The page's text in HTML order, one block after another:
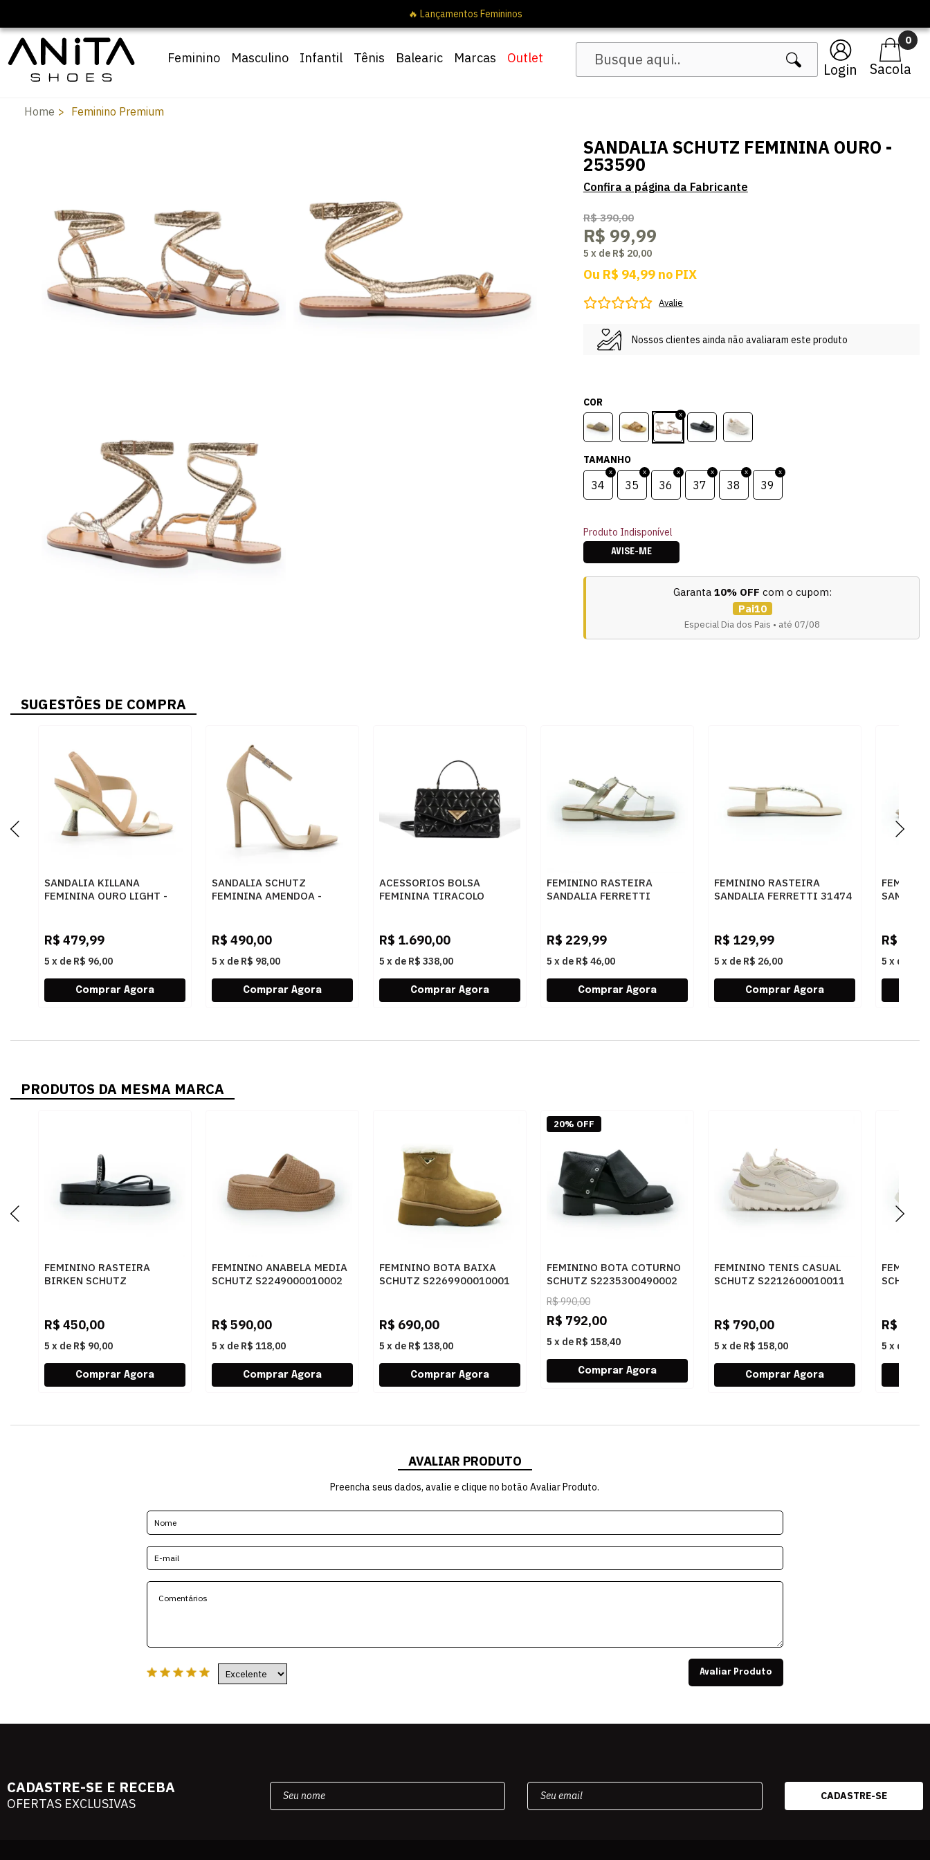
Login
0
Feminino Masculino Infantil Tênis Balearic Marcas Outlet
Home Feminino Premium
SANDALIA SCHUTZ FEMININA OURO -
253590
R$ 390,00
R$ 99,99
5 x de R$ 20,00
Ou R$ 94,99 no PIX
Avalie
Nossos clientes ainda não avaliaram este produto
COR
TAMANHO
34 35 36 37 38 39
Produto Indisponível
AVISE-ME
Garanta 10% OFF com o cupom:
Pai10
Especial Dia dos Pais • até 07/08
SUGESTÕES DE COMPRA
SANDALIA KILLANA
FEMININA OURO LIGHT -
R$ 479,99
5 x de R$ 96,00
SANDALIA SCHUTZ
FEMININA AMENDOA -
R$ 490,00
5 x de R$ 98,00
ACESSORIOS BOLSA
FEMININA TIRACOLO
R$ 1.690,00
5 x de R$ 338,00
FEMININO RASTEIRA
SANDALIA FERRETTI
R$ 229,99
5 x de R$ 46,00
FEMININO RASTEIRA
SANDALIA FERRETTI 31474
R$ 129,99
5 x de R$ 26,00
R$
5 x de
PRODUTOS DA MESMA MARCA
FEMININO RASTEIRA
BIRKEN SCHUTZ
R$ 450,00
5 x de R$ 90,00
FEMININO ANABELA MEDIA
SCHUTZ S2249000010002
R$ 590,00
5 x de R$ 118,00
FEMININO BOTA BAIXA
SCHUTZ S2269900010001
R$ 690,00
5 x de R$ 138,00
FEMININO BOTA COTURNO
SCHUTZ S2235300490002
BLACK/BLACK
R$990,00
R$ 792,00
5 x de R$ 158,40
20% OFF
FEMININO TENIS CASUAL
SCHUTZ S2212600010011
R$ 790,00
5 x de R$ 158,00
SCHUTZ
R$
5 x de
AVALIAR PRODUTO
Preencha seus dados, avalie e clique no botão Avaliar Produto.
Avaliar Produto
CADASTRE-SE E RECEBA
OFERTAS EXCLUSIVAS